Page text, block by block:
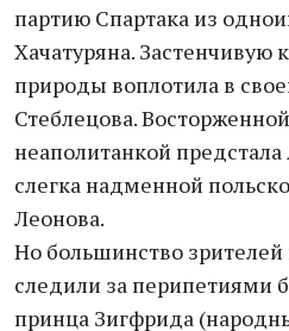
партию Спартака из
Хачатуряна. Застенчивую
природы воплотила в
Стеблецова.
неаполитанкой предстала
слегка надменной
Леонова.
Но большинство зрителей
следили за перипетиями
принца Зигфрида